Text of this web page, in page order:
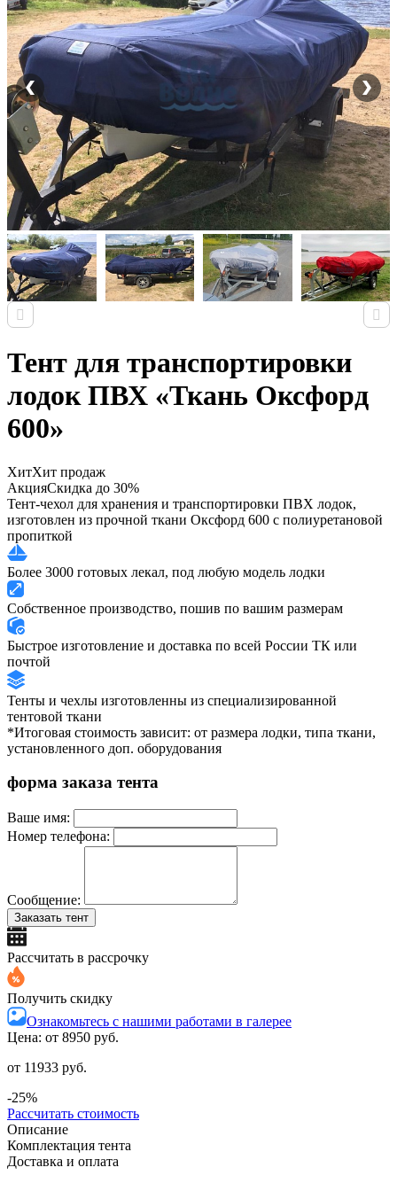
Тент для транспортировки
лодок ПВХ «Ткань Оксфорд
600»
ХитХит продаж
АкцияСкидка до 30%
Тент-чехол для хранения и транспортировки ПВХ лодок,
изготовлен из прочной ткани Оксфорд 600 с полиуретановой
пропиткой
Более 3000 готовых лекал, под любую модель лодки
Собственное производство, пошив по вашим размерам
Быстрое изготовление и доставка по всей России ТК или
почтой
Тенты и чехлы изготовленны из специализированной
тентовой ткани
*Итоговая стоимость зависит: от размера лодки, типа ткани,
установленного доп. оборудования
форма заказа тента
Ваше имя:
Номер телефона:
Сообщение:
Заказать тент
Рассчитать в рассрочку
Получить скидку
Ознакомьтесь с нашими работами в галерее
Цена: от 8950 руб.
от 11933 руб.
-25%
Рассчитать стоимость
Описание
Комплектация тента
Доставка и оплата